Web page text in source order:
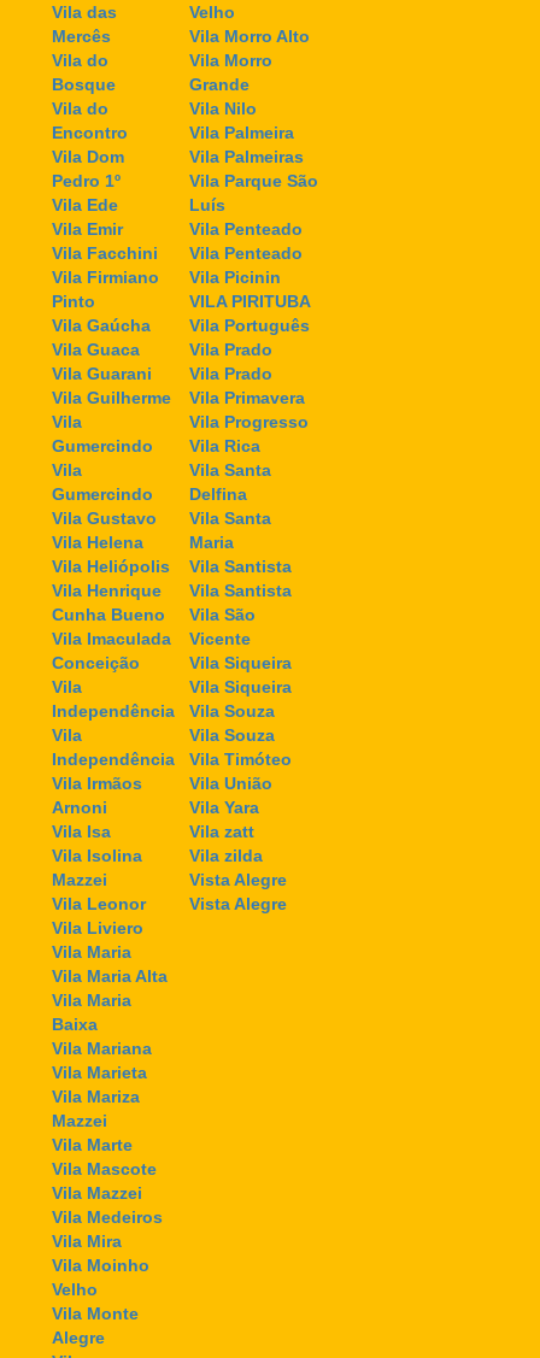
Vila das
Mercês
Vila do
Bosque
Vila do
Encontro
Vila Dom
Pedro 1º
Vila Ede
Vila Emir
Vila Facchini
Vila Firmiano
Pinto
Vila Gaúcha
Vila Guaca
Vila Guarani
Vila Guilherme
Vila
Gumercindo
Vila
Gumercindo
Vila Gustavo
Vila Helena
Vila Heliópolis
Vila Henrique
Cunha Bueno
Vila Imaculada
Conceição
Vila
Independência
Vila
Independência
Vila Irmãos
Arnoni
Vila Isa
Vila Isolina
Mazzei
Vila Leonor
Vila Liviero
Vila Maria
Vila Maria Alta
Vila Maria
Baixa
Vila Mariana
Vila Marieta
Vila Mariza
Mazzei
Vila Marte
Vila Mascote
Vila Mazzei
Vila Medeiros
Vila Mira
Vila Moinho
Velho
Vila Monte
Alegre
Velho
Vila Morro Alto
Vila Morro
Grande
Vila Nilo
Vila Palmeira
Vila Palmeiras
Vila Parque São
Luís
Vila Penteado
Vila Penteado
Vila Picinin
VILA PIRITUBA
Vila Português
Vila Prado
Vila Prado
Vila Primavera
Vila Progresso
Vila Rica
Vila Santa
Delfina
Vila Santa
Maria
Vila Santista
Vila Santista
Vila São
Vicente
Vila Siqueira
Vila Siqueira
Vila Souza
Vila Souza
Vila Timóteo
Vila União
Vila Yara
Vila zatt
Vila zilda
Vista Alegre
Vista Alegre